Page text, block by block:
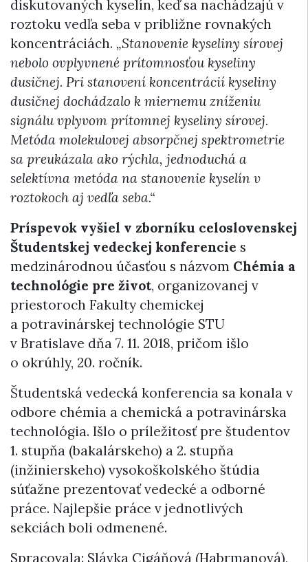
diskutovaných kyselín, keď sa nachádzajú v
roztoku vedľa seba v približne rovnakých
koncentráciách. „Stanovenie kyseliny sírovej
nebolo ovplyvnené prítomnosťou kyseliny
dusičnej. Pri stanovení koncentrácií kyseliny
dusičnej dochádzalo k miernemu zníženiu
signálu vplyvom prítomnej kyseliny sírovej.
Metóda molekulovej absorpčnej spektrometrie
sa preukázala ako rýchla, jednoduchá a
selektívna metóda na stanovenie kyselín v
roztokoch aj vedľa seba.“
Príspevok vyšiel v zborníku celoslovenskej
Študentskej vedeckej konferencie s
medzinárodnou účasťou s názvom Chémia a
technológie pre život, organizovanej v
priestoroch Fakulty chemickej
a potravinárskej technológie STU
v Bratislave dňa 7. 11. 2018, pričom išlo
o okrúhly, 20. ročník.
Študentská vedecká konferencia sa konala v
odbore chémia a chemická a potravinárska
technológia. Išlo o príležitosť pre študentov
1. stupňa (bakalárskeho) a 2. stupňa
(inžinierskeho) vysokoškolského štúdia
súťažne prezentovať vedecké a odborné
práce. Najlepšie práce v jednotlivých
sekciách boli odmenené.
Spracovala: Slávka Cigáňová (Habrmanová),